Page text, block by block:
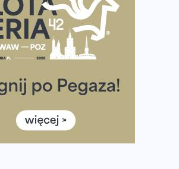
uczestników pobiegło dla Bohaterów!
czym kierować się w bieganiu?
Produkty, które warto włączyć do
szykuje się na weekend z
Bieg Powstania Warszawskiego.
liczba uczestników